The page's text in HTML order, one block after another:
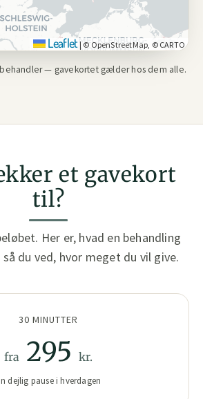
Leaflet | © OpenStreetMap, © CARTO
— gavekortet gælder hos dem alle.
et gavekort
til?
Her er, hvad en behandling
du ved, hvor meget du vil give.
30 MINUTTER
fra 295 kr.
dejlig pause i hverdagen